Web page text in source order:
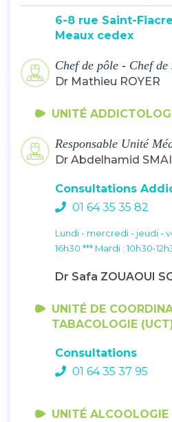
6-8 rue Saint-
Meaux cedex
Chef de pôle - Chef de
Dr Mathieu ROYER
UNITÉ
Responsable Unité
Dr Abdelhamid
Consultations
01 64 35 35 82
Lundi - mercredi - jeudi -
16h30 *** Mardi : 10h30-
Dr Safa ZOUAOUI
UNITÉ DE
TABACOLOGIE
Consultations
01 64 35 37 95
UNITÉ ALCOOLOGIE